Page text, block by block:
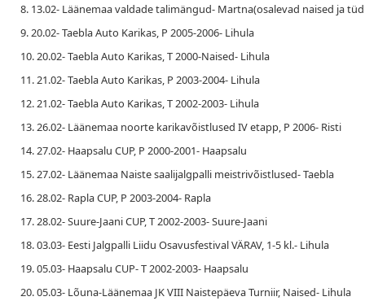
8. 13.02- Läänemaa valdade talimängud- Martna(osalevad naised ja
9. 20.02- Taebla Auto Karikas, P 2005-2006- Lihula
10. 20.02- Taebla Auto Karikas, T 2000-Naised- Lihula
11. 21.02- Taebla Auto Karikas, P 2003-2004- Lihula
12. 21.02- Taebla Auto Karikas, T 2002-2003- Lihula
13. 26.02- Läänemaa noorte karikavõistlused IV etapp, P 2006- Risti
14. 27.02- Haapsalu CUP, P 2000-2001- Haapsalu
15. 27.02- Läänemaa Naiste saalijalgpalli meistrivõistlused- Taebla
16. 28.02- Rapla CUP, P 2003-2004- Rapla
17. 28.02- Suure-Jaani CUP, T 2002-2003- Suure-Jaani
18. 03.03- Eesti Jalgpalli Liidu Osavusfestival VÄRAV, 1-5 kl.- Lihula
19. 05.03- Haapsalu CUP- T 2002-2003- Haapsalu
20. 05.03- Lõuna-Läänemaa JK VIII Naistepäeva Turniir, Naised- Lihula